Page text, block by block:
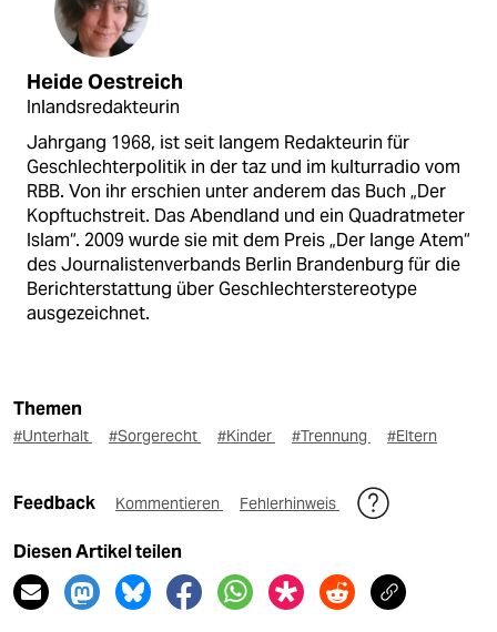
Heide Oestreich
Inlandsredakteurin
Jahrgang 1968, ist seit langem Redakteurin für
Geschlechterpolitik in der taz und im kulturradio vom
RBB. Von ihr erschien unter anderem das Buch „Der
Kopftuchstreit. Das Abendland und ein Quadratmeter
Islam“. 2009 wurde sie mit dem Preis „Der lange Atem“
des Journalistenverbands Berlin Brandenburg für die
Berichterstattung über Geschlechterstereotype
ausgezeichnet.
Themen
#Unterhalt #Sorgerecht #Kinder #Trennung #Eltern
Feedback Kommentieren Fehlerhinweis
Diesen Artikel teilen